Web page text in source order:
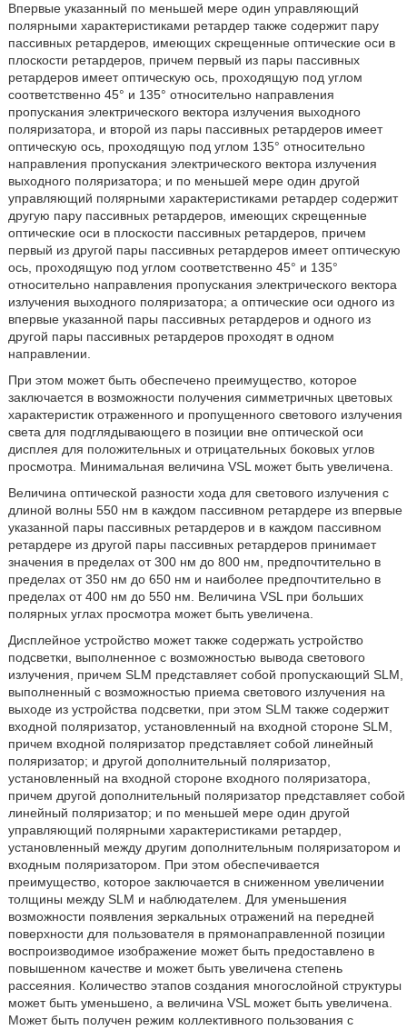
Впервые указанный по меньшей мере один управляющий
полярными характеристиками ретардер также содержит пару
пассивных ретардеров, имеющих скрещенные оптические оси в
плоскости ретардеров, причем первый из пары пассивных
ретардеров имеет оптическую ось, проходящую под углом
соответственно 45° и 135° относительно направления
пропускания электрического вектора излучения выходного
поляризатора, и второй из пары пассивных ретардеров имеет
оптическую ось, проходящую под углом 135° относительно
направления пропускания электрического вектора излучения
выходного поляризатора; и по меньшей мере один другой
управляющий полярными характеристиками ретардер содержит
другую пару пассивных ретардеров, имеющих скрещенные
оптические оси в плоскости пассивных ретардеров, причем
первый из другой пары пассивных ретардеров имеет оптическую
ось, проходящую под углом соответственно 45° и 135°
относительно направления пропускания электрического вектора
излучения выходного поляризатора; а оптические оси одного из
впервые указанной пары пассивных ретардеров и одного из
другой пары пассивных ретардеров проходят в одном
направлении.
При этом может быть обеспечено преимущество, которое
заключается в возможности получения симметричных цветовых
характеристик отраженного и пропущенного светового излучения
света для подглядывающего в позиции вне оптической оси
дисплея для положительных и отрицательных боковых углов
просмотра. Минимальная величина VSL может быть увеличена.
Величина оптической разности хода для светового излучения с
длиной волны 550 нм в каждом пассивном ретардере из впервые
указанной пары пассивных ретардеров и в каждом пассивном
ретардере из другой пары пассивных ретардеров принимает
значения в пределах от 300 нм до 800 нм, предпочтительно в
пределах от 350 нм до 650 нм и наиболее предпочтительно в
пределах от 400 нм до 550 нм. Величина VSL при больших
полярных углах просмотра может быть увеличена.
Дисплейное устройство может также содержать устройство
подсветки, выполненное с возможностью вывода светового
излучения, причем SLM представляет собой пропускающий SLM,
выполненный с возможностью приема светового излучения на
выходе из устройства подсветки, при этом SLM также содержит
входной поляризатор, установленный на входной стороне SLM,
причем входной поляризатор представляет собой линейный
поляризатор; и другой дополнительный поляризатор,
установленный на входной стороне входного поляризатора,
причем другой дополнительный поляризатор представляет собой
линейный поляризатор; и по меньшей мере один другой
управляющий полярными характеристиками ретардер,
установленный между другим дополнительным поляризатором и
входным поляризатором. При этом обеспечивается
преимущество, которое заключается в сниженном увеличении
толщины между SLM и наблюдателем. Для уменьшения
возможности появления зеркальных отражений на передней
поверхности для пользователя в прямонаправленной позиции
воспроизводимое изображение может быть предоставлено в
повышенном качестве и может быть увеличена степень
рассеяния. Количество этапов создания многослойной структуры
может быть уменьшено, а величина VSL может быть увеличена.
Может быть получен режим коллективного пользования с